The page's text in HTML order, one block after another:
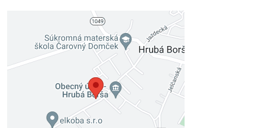
Externý obsah je blokovaný
Voľbami súkromia
Prajete si načítať externý obsah?
Povoliť tentokrát